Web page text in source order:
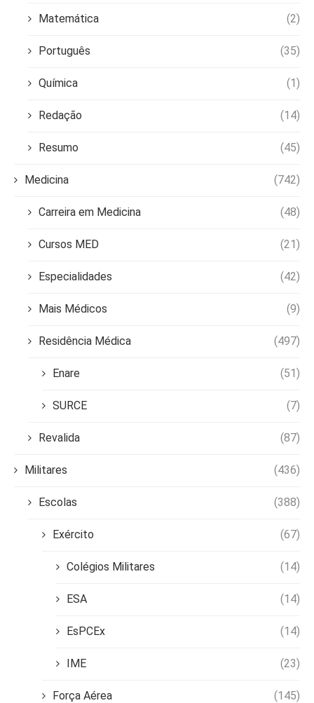
Matemática (2)
Português (35)
Química (1)
Redação (14)
Resumo (45)
Medicina (742)
Carreira em Medicina (48)
Cursos MED (21)
Especialidades (42)
Mais Médicos (9)
Residência Médica (497)
Enare (51)
SURCE (7)
Revalida (87)
Militares (436)
Escolas (388)
Exército (67)
Colégios Militares (14)
ESA (14)
EsPCEx (14)
IME (23)
Força Aérea (145)